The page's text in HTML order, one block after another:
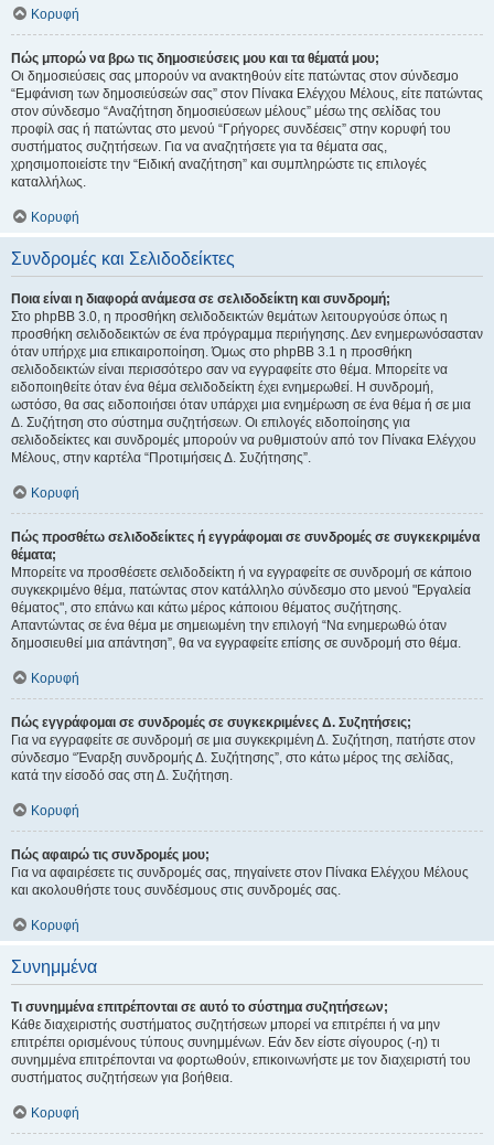
Κορυφή
Πώς μπορώ να βρω τις δημοσιεύσεις μου και τα θέματά μου;
Οι δημοσιεύσεις σας μπορούν να ανακτηθούν είτε πατώντας στον σύνδεσμο
“Εμφάνιση των δημοσιεύσεών σας” στον Πίνακα Ελέγχου Μέλους, είτε πατώντας
στον σύνδεσμο “Αναζήτηση δημοσιεύσεων μέλους” μέσω της σελίδας του
προφίλ σας ή πατώντας στο μενού “Γρήγορες συνδέσεις” στην κορυφή του
συστήματος συζητήσεων. Για να αναζητήσετε για τα θέματα σας,
χρησιμοποιείστε την “Ειδική αναζήτηση” και συμπληρώστε τις επιλογές
καταλλήλως.
Κορυφή
Συνδρομές και Σελιδοδείκτες
Ποια είναι η διαφορά ανάμεσα σε σελιδοδείκτη και συνδρομή;
Στο phpBB 3.0, η προσθήκη σελιδοδεικτών θεμάτων λειτουργούσε όπως η
προσθήκη σελιδοδεικτών σε ένα πρόγραμμα περιήγησης. Δεν ενημερωνόσασταν
όταν υπήρχε μια επικαιροποίηση. Όμως στο phpBB 3.1 η προσθήκη
σελιδοδεικτών είναι περισσότερο σαν να εγγραφείτε στο θέμα. Μπορείτε να
ειδοποιηθείτε όταν ένα θέμα σελιδοδείκτη έχει ενημερωθεί. Η συνδρομή,
ωστόσο, θα σας ειδοποιήσει όταν υπάρχει μια ενημέρωση σε ένα θέμα ή σε μια
Δ. Συζήτηση στο σύστημα συζητήσεων. Οι επιλογές ειδοποίησης για
σελιδοδείκτες και συνδρομές μπορούν να ρυθμιστούν από τον Πίνακα Ελέγχου
Μέλους, στην καρτέλα “Προτιμήσεις Δ. Συζήτησης”.
Κορυφή
Πώς προσθέτω σελιδοδείκτες ή εγγράφομαι σε συνδρομές σε συγκεκριμένα
θέματα;
Μπορείτε να προσθέσετε σελιδοδείκτη ή να εγγραφείτε σε συνδρομή σε κάποιο
συγκεκριμένο θέμα, πατώντας στον κατάλληλο σύνδεσμο στο μενού "Εργαλεία
θέματος", στο επάνω και κάτω μέρος κάποιου θέματος συζήτησης.
Απαντώντας σε ένα θέμα με σημειωμένη την επιλογή “Να ενημερωθώ όταν
δημοσιευθεί μια απάντηση”, θα να εγγραφείτε επίσης σε συνδρομή στο θέμα.
Κορυφή
Πώς εγγράφομαι σε συνδρομές σε συγκεκριμένες Δ. Συζητήσεις;
Για να εγγραφείτε σε συνδρομή σε μια συγκεκριμένη Δ. Συζήτηση, πατήστε στον
σύνδεσμο “Έναρξη συνδρομής Δ. Συζήτησης”, στο κάτω μέρος της σελίδας,
κατά την είσοδό σας στη Δ. Συζήτηση.
Κορυφή
Πώς αφαιρώ τις συνδρομές μου;
Για να αφαιρέσετε τις συνδρομές σας, πηγαίνετε στον Πίνακα Ελέγχου Μέλους
και ακολουθήστε τους συνδέσμους στις συνδρομές σας.
Κορυφή
Συνημμένα
Τι συνημμένα επιτρέπονται σε αυτό το σύστημα συζητήσεων;
Κάθε διαχειριστής συστήματος συζητήσεων μπορεί να επιτρέπει ή να μην
επιτρέπει ορισμένους τύπους συνημμένων. Εάν δεν είστε σίγουρος (-η) τι
συνημμένα επιτρέπονται να φορτωθούν, επικοινωνήστε με τον διαχειριστή του
συστήματος συζητήσεων για βοήθεια.
Κορυφή